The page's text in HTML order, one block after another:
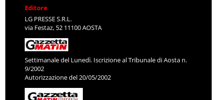
Editore
LG PRESSE S.R.L.
via Festaz, 52 11100 AOSTA
Settimanale del Lunedì. Iscrizione al Tribunale di Aosta n.
9/2002
Autorizzazione del 20/05/2002